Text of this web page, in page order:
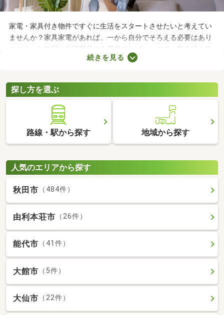
家電・家具付き物件ですぐに生活をスタートさせたいと考えてい
ませんか？家具家電があれば、一から自分でそろえる必要はあり
ません。お布団や生活用品のみ用意すればいいので、新生活を楽
に始められます。ここでは、家電・家具付きの物件を紹介しま
見つけたら内見予約をしてみましょう。
続きを見る
探し方を選ぶ
路線・駅から探す 地域から探す
人気のエリアから探す
秋田市 （484件）
由利本荘市 （26件）
能代市 （41件）
大館市 （5件）
大仙市 （22件）